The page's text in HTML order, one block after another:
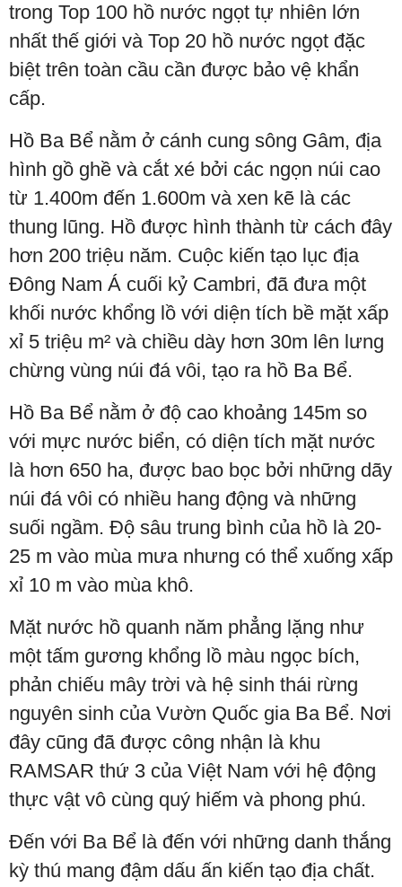
trong Top 100 hồ nước ngọt tự nhiên lớn
nhất thế giới và Top 20 hồ nước ngọt đặc
biệt trên toàn cầu cần được bảo vệ khẩn
cấp.
Hồ Ba Bể nằm ở cánh cung sông Gâm, địa
hình gồ ghề và cắt xé bởi các ngọn núi cao
từ 1.400m đến 1.600m và xen kẽ là các
thung lũng. Hồ được hình thành từ cách đây
hơn 200 triệu năm. Cuộc kiến tạo lục địa
Đông Nam Á cuối kỷ Cambri, đã đưa một
khối nước khổng lồ với diện tích bề mặt xấp
xỉ 5 triệu m² và chiều dày hơn 30m lên lưng
chừng vùng núi đá vôi, tạo ra hồ Ba Bể.
Hồ Ba Bể nằm ở độ cao khoảng 145m so
với mực nước biển, có diện tích mặt nước
là hơn 650 ha, được bao bọc bởi những dãy
núi đá vôi có nhiều hang động và những
suối ngầm. Độ sâu trung bình của hồ là 20-
25 m vào mùa mưa nhưng có thể xuống xấp
xỉ 10 m vào mùa khô.
Mặt nước hồ quanh năm phẳng lặng như
một tấm gương khổng lồ màu ngọc bích,
phản chiếu mây trời và hệ sinh thái rừng
nguyên sinh của Vườn Quốc gia Ba Bể. Nơi
đây cũng đã được công nhận là khu
RAMSAR thứ 3 của Việt Nam với hệ động
thực vật vô cùng quý hiếm và phong phú.
Đến với Ba Bể là đến với những danh thắng
kỳ thú mang đậm dấu ấn kiến tạo địa chất.